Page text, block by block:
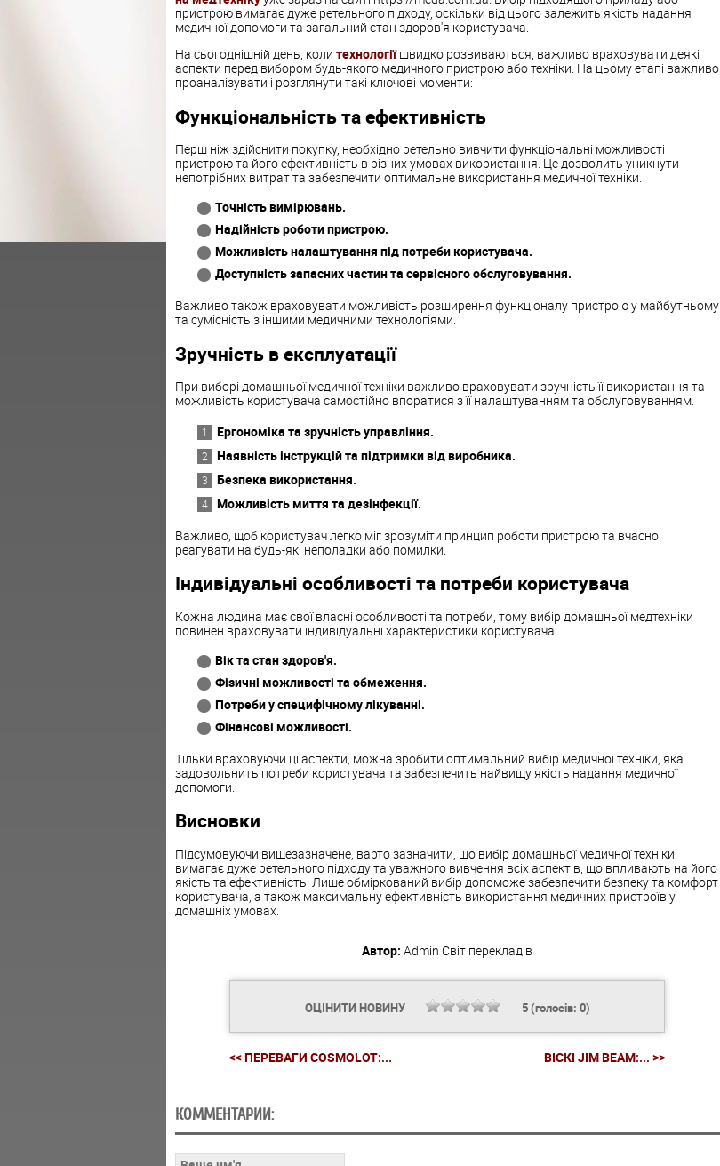
пристрою вимагає дуже ретельного підходу, оскільки від цього залежить якість надання
медичної допомоги та загальний стан здоров'я користувача.
На сьогоднішній день, коли технологіїшвидко розвиваються, важливо враховувати деякі
аспекти перед вибором будь-якого медичного пристрою або техніки. На цьому етапі важливо
проаналізувати і розглянути такі ключові моменти:
Функціональність та ефективність
Перш ніж здійснити покупку, необхідно ретельно вивчити функціональні можливості
пристрою та його ефективність в різних умовах використання. Це дозволить уникнути
непотрібних витрат та забезпечити оптимальне використання медичної техніки.
Точність вимірювань.
Надійність роботи пристрою.
Можливість налаштування під потреби користувача.
Доступність запасних частин та сервісного обслуговування.
Важливо також враховувати можливість розширення функціоналу пристрою у майбутньому
та сумісність з іншими медичними технологіями.
Зручність в експлуатації
При виборі домашньої медичної техніки важливо враховувати зручність її використання та
можливість користувача самостійно впоратися з її налаштуванням та обслуговуванням.
Ергономіка та зручність управління.
Наявність інструкцій та підтримки від виробника.
Безпека використання.
Можливість миття та дезінфекції.
Важливо, щоб користувач легко міг зрозуміти принцип роботи пристрою та вчасно
реагувати на будь-які неполадки або помилки.
Індивідуальні особливості та потреби користувача
Кожна людина має свої власні особливості та потреби, тому вибір домашньої медтехніки
повинен враховувати індивідуальні характеристики користувача.
Вік та стан здоров'я.
Фізичні можливості та обмеження.
Потреби у специфічному лікуванні.
Фінансові можливості.
Тільки враховуючи ці аспекти, можна зробити оптимальний вибір медичної техніки, яка
задовольнить потреби користувача та забезпечить найвищу якість надання медичної
допомоги.
Висновки
Підсумовуючи вищезазначене, варто зазначити, що вибір домашньої медичної техніки
вимагає дуже ретельного підходу та уважного вивчення всіх аспектів, що впливають на його
якість та ефективність. Лише обміркований вибір допоможе забезпечити безпеку та комфорт
користувача, а також максимальну ефективність використання медичних пристроїв у
домашніх умовах.
Автор: Admin Світ перекладів
ОЦІНИТИ НОВИНУ 5(голосів: 0)
<< ПЕРЕВАГИ COSMOLOT:... ВІСКІ JIM BEAM:... >>
КОММЕНТАРИИ: